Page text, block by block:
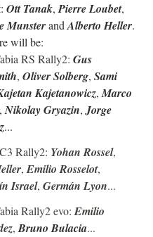
Ott Tanak, Pierre Loubet,
Munster and Alberto Heller.
will be:
RS Rally2: Gus
, Oliver Solberg, Sami
Kajetanowicz, Marco
, Nikolay Gryazin, Jorge
...
Rally2: Yohan Rossel,
, Emilio Rosselot,
Israel, Germán Lyon...
Rally2 evo: Emilio
, Bruno Bulacia...